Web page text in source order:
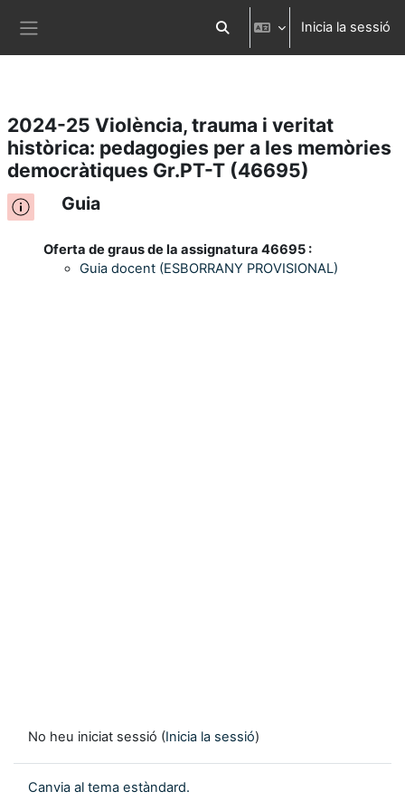
Ves al contingut principal Commuta l'entrada de la cerca
Inicia la sessió
2024-25 Violència, trauma i veritat
històrica: pedagogies per a les memòries
democràtiques Gr.PT-T (46695)
Guia
Oferta de graus de la assignatura 46695 :
Guia docent (ESBORRANY PROVISIONAL)
No heu iniciat sessió (Inicia la sessió)
Canvia al tema estàndard.